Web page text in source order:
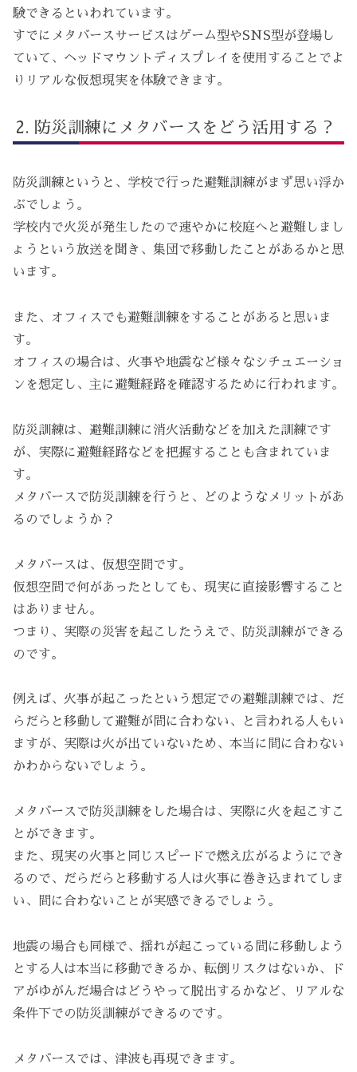
験できるといわれています。
すでにメタバースサービスはゲーム型やSNS型が登場し
ていて、ヘッドマウントディスプレイを使用することでよ
りリアルな仮想現実を体験できます。
防災訓練にメタバースをどう活用する？
防災訓練というと、学校で行った避難訓練がまず思い浮か
ぶでしょう。
学校内で火災が発生したので速やかに校庭へと避難しまし
ょうという放送を聞き、集団で移動したことがあるかと思
います。
また、オフィスでも避難訓練をすることがあると思いま
す。
オフィスの場合は、火事や地震など様々なシチュエーショ
ンを想定し、主に避難経路を確認するために行われます。
防災訓練は、避難訓練に消火活動などを加えた訓練です
が、実際に避難経路などを把握することも含まれていま
す。
メタバースで防災訓練を行うと、どのようなメリットがあ
るのでしょうか？
メタバースは、仮想空間です。
仮想空間で何があったとしても、現実に直接影響すること
はありません。
つまり、実際の災害を起こしたうえで、防災訓練ができる
のです。
例えば、火事が起こったという想定での避難訓練では、だ
らだらと移動して避難が間に合わない、と言われる人もい
ますが、実際は火が出ていないため、本当に間に合わない
かわからないでしょう。
メタバースで防災訓練をした場合は、実際に火を起こすこ
とができます。
また、現実の火事と同じスピードで燃え広がるようにでき
るので、だらだらと移動する人は火事に巻き込まれてしま
い、間に合わないことが実感できるでしょう。
地震の場合も同様で、揺れが起こっている間に移動しよう
とする人は本当に移動できるか、転倒リスクはないか、ド
アがゆがんだ場合はどうやって脱出するかなど、リアルな
条件下での防災訓練ができるのです。
メタバースでは、津波も再現できます。